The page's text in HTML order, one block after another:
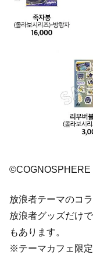
©COGNOSPHERE
放浪者テーマのコ
放浪者グッズだけ
もあります。
※テーマカフェ限定